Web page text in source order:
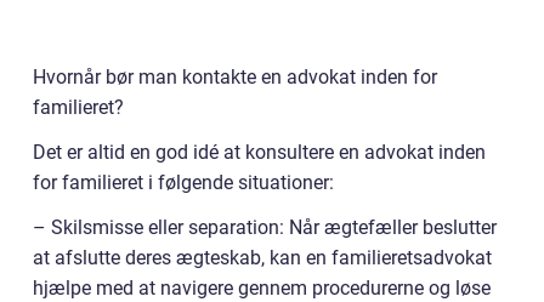
Hvornår bør man kontakte en advokat inden for
familieret?
Det er altid en god idé at konsultere en advokat inden
for familieret i følgende situationer:
– Skilsmisse eller separation: Når ægtefæller beslutter
at afslutte deres ægteskab, kan en familieretsadvokat
hjælpe med at navigere gennem procedurerne og løse